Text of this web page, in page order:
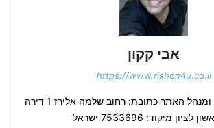
אבי קקון
https://www.rishon4u.co.il
אבי קקון - בעלים ומנהל האתר כתובת: רחוב שלמה אלירז 1 דירה